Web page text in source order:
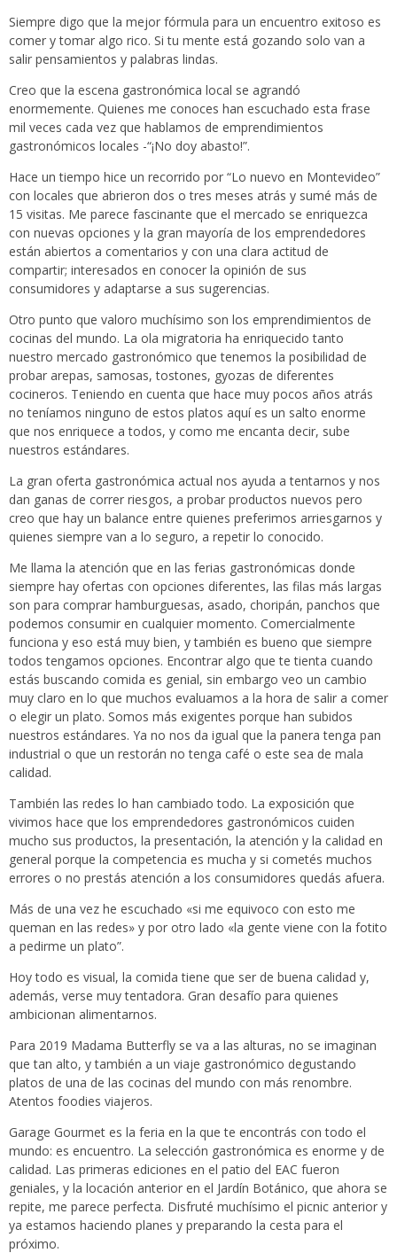
Siempre digo que la mejor fórmula para un encuentro exitoso es
comer y tomar algo rico. Si tu mente está gozando solo van a
salir pensamientos y palabras lindas.
Creo que la escena gastronómica local se agrandó
enormemente. Quienes me conoces han escuchado esta frase
mil veces cada vez que hablamos de emprendimientos
gastronómicos locales -“¡No doy abasto!”.
Hace un tiempo hice un recorrido por “Lo nuevo en Montevideo”
con locales que abrieron dos o tres meses atrás y sumé más de
15 visitas. Me parece fascinante que el mercado se enriquezca
con nuevas opciones y la gran mayoría de los emprendedores
están abiertos a comentarios y con una clara actitud de
compartir; interesados en conocer la opinión de sus
consumidores y adaptarse a sus sugerencias.
Otro punto que valoro muchísimo son los emprendimientos de
cocinas del mundo. La ola migratoria ha enriquecido tanto
nuestro mercado gastronómico que tenemos la posibilidad de
probar arepas, samosas, tostones, gyozas de diferentes
cocineros. Teniendo en cuenta que hace muy pocos años atrás
no teníamos ninguno de estos platos aquí es un salto enorme
que nos enriquece a todos, y como me encanta decir, sube
nuestros estándares.
La gran oferta gastronómica actual nos ayuda a tentarnos y nos
dan ganas de correr riesgos, a probar productos nuevos pero
creo que hay un balance entre quienes preferimos arriesgarnos y
quienes siempre van a lo seguro, a repetir lo conocido.
Me llama la atención que en las ferias gastronómicas donde
siempre hay ofertas con opciones diferentes, las filas más largas
son para comprar hamburguesas, asado, choripán, panchos que
podemos consumir en cualquier momento. Comercialmente
funciona y eso está muy bien, y también es bueno que siempre
todos tengamos opciones. Encontrar algo que te tienta cuando
estás buscando comida es genial, sin embargo veo un cambio
muy claro en lo que muchos evaluamos a la hora de salir a comer
o elegir un plato. Somos más exigentes porque han subidos
nuestros estándares. Ya no nos da igual que la panera tenga pan
industrial o que un restorán no tenga café o este sea de mala
calidad.
También las redes lo han cambiado todo. La exposición que
vivimos hace que los emprendedores gastronómicos cuiden
mucho sus productos, la presentación, la atención y la calidad en
general porque la competencia es mucha y si cometés muchos
errores o no prestás atención a los consumidores quedás afuera.
Más de una vez he escuchado «si me equivoco con esto me
queman en las redes» y por otro lado «la gente viene con la fotito
a pedirme un plato”.
Hoy todo es visual, la comida tiene que ser de buena calidad y,
además, verse muy tentadora. Gran desafío para quienes
ambicionan alimentarnos.
Para 2019 Madama Butterfly se va a las alturas, no se imaginan
que tan alto, y también a un viaje gastronómico degustando
platos de una de las cocinas del mundo con más renombre.
Atentos foodies viajeros.
Garage Gourmet es la feria en la que te encontrás con todo el
mundo: es encuentro. La selección gastronómica es enorme y de
calidad. Las primeras ediciones en el patio del EAC fueron
geniales, y la locación anterior en el Jardín Botánico, que ahora se
repite, me parece perfecta. Disfruté muchísimo el picnic anterior y
ya estamos haciendo planes y preparando la cesta para el
próximo.